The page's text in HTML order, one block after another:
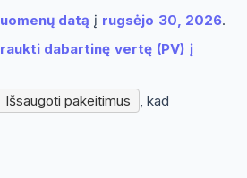
datą į rugsėjo 30, 2026.
dabartinę vertę (PV) į
Išsaugoti pakeitimus
, kad